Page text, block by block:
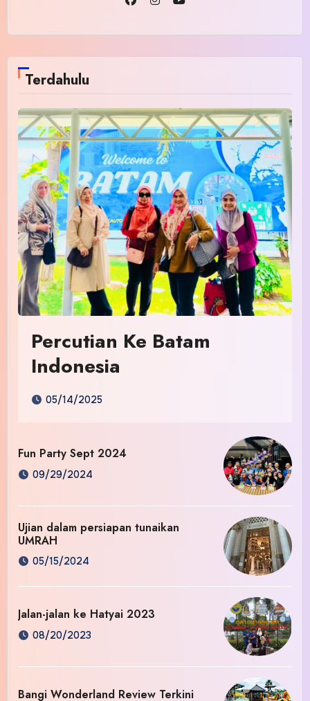
Terdahulu
Percutian Ke Batam
Indonesia
05/14/2025
Fun Party Sept 2024
09/29/2024
Ujian dalam persiapan tunaikan
UMRAH
05/15/2024
Jalan-jalan ke Hatyai 2023
08/20/2023
Bangi Wonderland Review Terkini